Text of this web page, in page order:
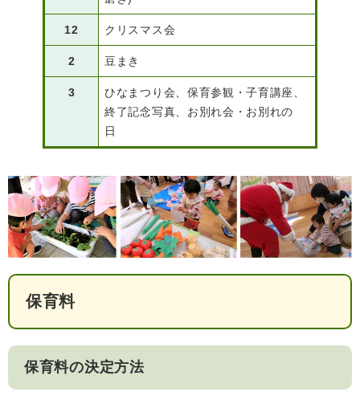
12 クリスマス会
2 豆まき
3
ひなまつり会、保育参観・子育講座、
終了記念写真、お別れ会・お別れの
日
保育料
保育料の決定方法